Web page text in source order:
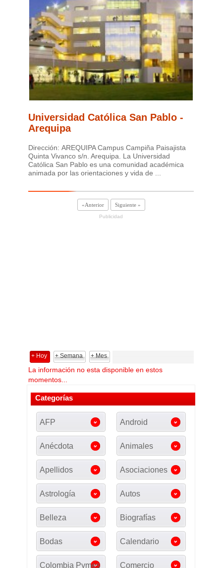
Universidad Católica San Pablo -
Arequipa
Dirección: AREQUIPA Campus Campiña Paisajista
Quinta Vivanco s/n. Arequipa. La Universidad
Católica San Pablo es una comunidad académica
animada por las orientaciones y vida de ...
«Anterior Siguiente »
Publicidad
+ Hoy + Semana + Mes
La información no esta disponible en estos
momentos...
Categorías
AFP Android
Anécdota Animales
Apellidos Asociaciones
Astrología Autos
Belleza Biografías
Bodas Calendario
Colombia Pymes Comercio